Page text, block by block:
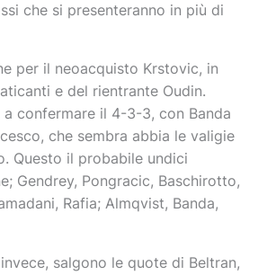
che si presenteranno in più di
per il neoacquisto Krstovic, in
e del rientrante Oudin.
a confermare il 4-3-3, con Banda
che sembra abbia le valigie
Questo il probabile undici
Gendrey, Pongracic, Baschirotto,
Rafia; Almqvist, Banda,
salgono le quote di Beltran,